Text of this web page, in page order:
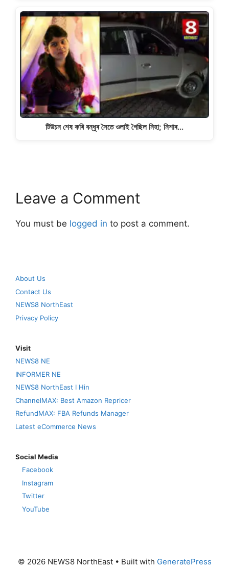
টিউচন শেষ কৰি বন্ধুৰ সৈতে ওলাই গৈছিল নিহা; নিশাৰ…
Leave a Comment
You must be logged in to post a comment.
About Us
Contact Us
NEWS8 NorthEast
Privacy Policy
Visit
NEWS8 NE
INFORMER NE
NEWS8 NorthEast I Hin
ChannelMAX: Best Amazon Repricer
RefundMAX: FBA Refunds Manager
Latest eCommerce News
Social Media
Facebook
Instagram
Twitter
YouTube
© 2026 NEWS8 NorthEast• Built with GeneratePress